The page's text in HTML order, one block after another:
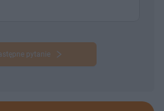
pytanie